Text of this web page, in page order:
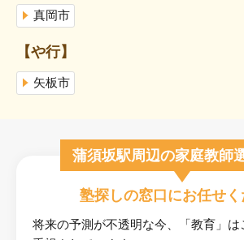
真岡市
【や行】
矢板市
蒲須坂駅周辺の家庭教師
塾探しの窓口にお任せ
将来の予測が不透明な今、「教育」は